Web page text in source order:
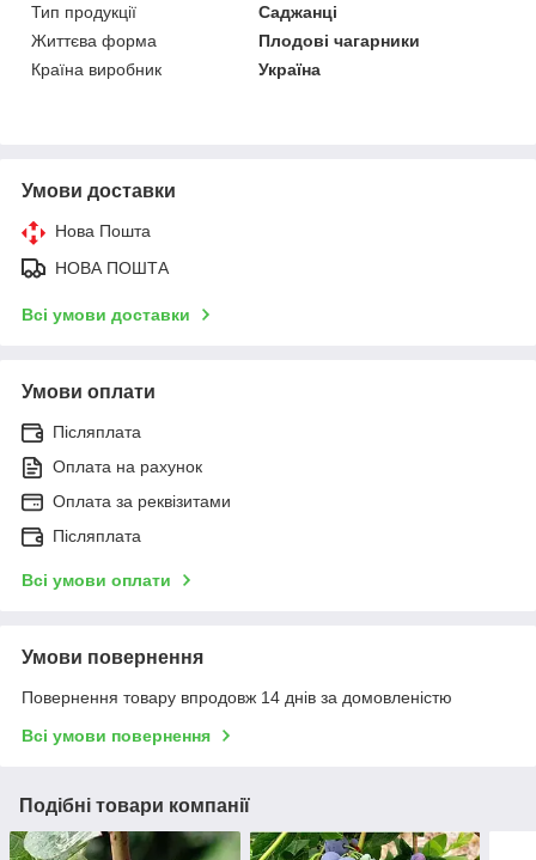
Тип продукції
Саджанці
Життєва форма
Плодові чагарники
Країна виробник
Україна
Умови доставки
Нова Пошта
НОВА ПОШТА
Всі умови доставки
Умови оплати
Післяплата
Оплата на рахунок
Оплата за реквізитами
Післяплата
Всі умови оплати
Умови повернення
Повернення товару впродовж 14 днів за домовленістю
Всі умови повернення
Подібні товари компанії